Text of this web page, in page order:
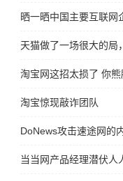
晒一晒中国主要互联网
天猫做了一场很大的局
淘宝网这招太损了 你
淘宝惊现敲诈团队
DoNews攻击速途网的
当当网产品经理潜伏人